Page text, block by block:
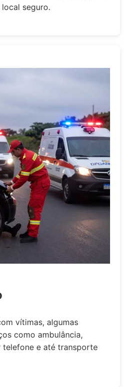
seguro.
vítimas, algumas
como ambulância,
e até transporte